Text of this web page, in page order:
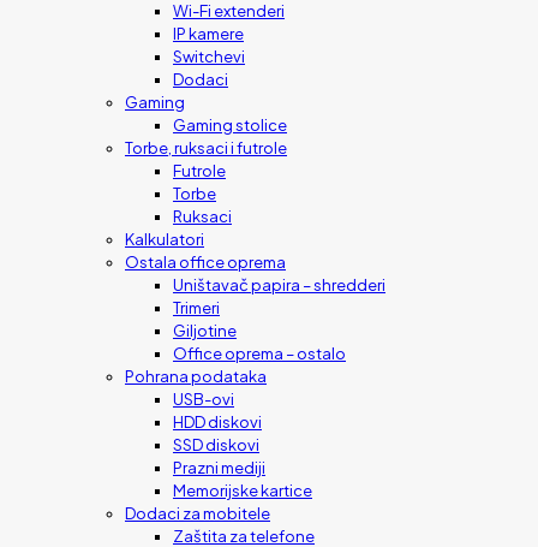
Wi-Fi extenderi
IP kamere
Switchevi
Dodaci
Gaming
Gaming stolice
Torbe, ruksaci i futrole
Futrole
Torbe
Ruksaci
Kalkulatori
Ostala office oprema
Uništavač papira – shredderi
Trimeri
Giljotine
Office oprema – ostalo
Pohrana podataka
USB-ovi
HDD diskovi
SSD diskovi
Prazni mediji
Memorijske kartice
Dodaci za mobitele
Zaštita za telefone